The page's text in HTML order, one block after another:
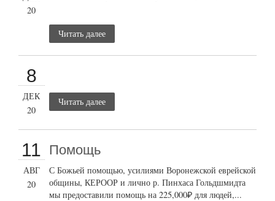
20
Читать далее
8
ДЕК
20
Читать далее
11
АВГ
20
Помощь
С Божьей помощью, усилиями Воронежской еврейской
общины, КЕРООР и лично р. Пинхаса Гольдшмидта
мы предоставили помощь на 225,000₽ для людей,...